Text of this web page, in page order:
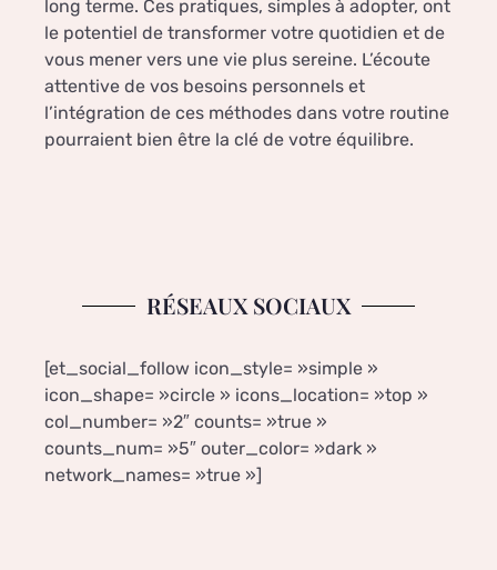
long terme. Ces pratiques, simples à adopter, ont
le potentiel de transformer votre quotidien et de
vous mener vers une vie plus sereine. L’écoute
attentive de vos besoins personnels et
l’intégration de ces méthodes dans votre routine
pourraient bien être la clé de votre équilibre.
RÉSEAUX SOCIAUX
[et_social_follow icon_style= »simple »
icon_shape= »circle » icons_location= »top »
col_number= »2″ counts= »true »
counts_num= »5″ outer_color= »dark »
network_names= »true »]